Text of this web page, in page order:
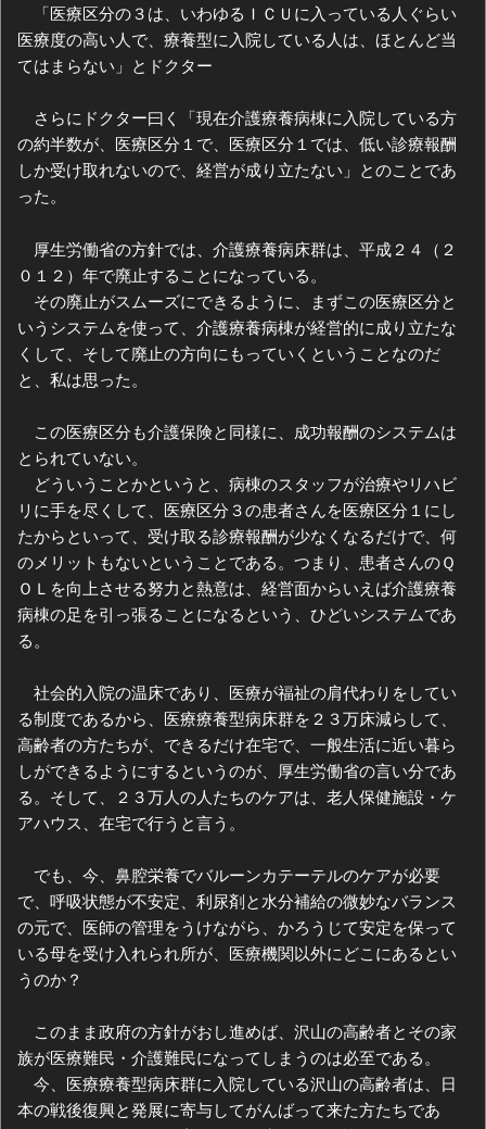
「医療区分の３は、いわゆるＩＣＵに入っている人ぐらい
医療度の高い人で、療養型に入院している人は、ほとんど当
てはまらない」とドクター
さらにドクター曰く「現在介護療養病棟に入院している方
の約半数が、医療区分１で、医療区分１では、低い診療報酬
しか受け取れないので、経営が成り立たない」とのことであ
った。
厚生労働省の方針では、介護療養病床群は、平成２４（２
０１２）年で廃止することになっている。
その廃止がスムーズにできるように、まずこの医療区分と
いうシステムを使って、介護療養病棟が経営的に成り立たな
くして、そして廃止の方向にもっていくということなのだ
と、私は思った。
この医療区分も介護保険と同様に、成功報酬のシステムは
とられていない。
どういうことかというと、病棟のスタッフが治療やリハビ
リに手を尽くして、医療区分３の患者さんを医療区分１にし
たからといって、受け取る診療報酬が少なくなるだけで、何
のメリットもないということである。つまり、患者さんのＱ
ＯＬを向上させる努力と熱意は、経営面からいえば介護療養
病棟の足を引っ張ることになるという、ひどいシステムであ
る。
社会的入院の温床であり、医療が福祉の肩代わりをしてい
る制度であるから、医療療養型病床群を２３万床減らして、
高齢者の方たちが、できるだけ在宅で、一般生活に近い暮ら
しができるようにするというのが、厚生労働省の言い分であ
る。そして、２３万人の人たちのケアは、老人保健施設・ケ
アハウス、在宅で行うと言う。
でも、今、鼻腔栄養でバルーンカテーテルのケアが必要
で、呼吸状態が不安定、利尿剤と水分補給の微妙なバランス
の元で、医師の管理をうけながら、かろうじて安定を保って
いる母を受け入れられ所が、医療機関以外にどこにあるとい
うのか？
このまま政府の方針がおし進めば、沢山の高齢者とその家
族が医療難民・介護難民になってしまうのは必至である。
今、医療療養型病床群に入院している沢山の高齢者は、日
本の戦後復興と発展に寄与してがんばって来た方たちであ